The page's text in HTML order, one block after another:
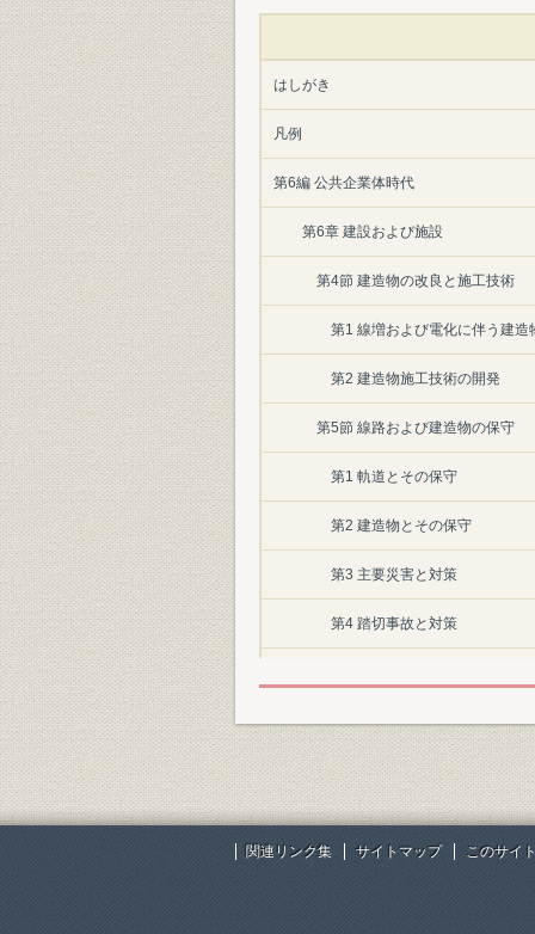
はしがき
凡例
第6編 公共企業体時代
第6章 建設および施設
第4節 建造物の改良と施工技術
第1 線増および電化に伴う建造
第2 建造物施工技術の開発
第5節 線路および建造物の保守
第1 軌道とその保守
第2 建造物とその保守
第3 主要災害と対策
第4 踏切事故と対策
第6節 建築
第7章 電気
第1節 電気技術進展の概要
関連リンク集 サイトマップ このサイ